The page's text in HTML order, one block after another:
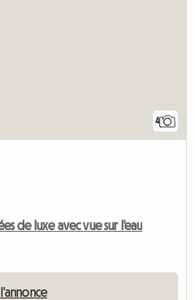
4
de luxe avec vue sur l'eau